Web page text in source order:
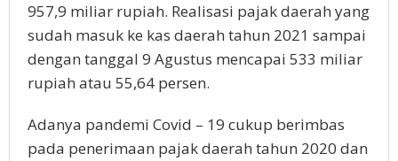
957,9 miliar rupiah. Realisasi pajak daerah yang
sudah masuk ke kas daerah tahun 2021 sampai
dengan tanggal 9 Agustus mencapai 533 miliar
rupiah atau 55,64 persen.
Adanya pandemi Covid – 19 cukup berimbas
pada penerimaan pajak daerah tahun 2020 dan